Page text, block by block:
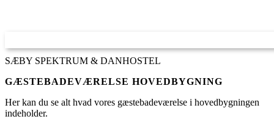
SÆBY SPEKTRUM & DANHOSTEL
GÆSTEBADEVÆRELSE HOVEDBYGNING
Her kan du se alt hvad vores gæstebadeværelse i hovedbygningen
indeholder.